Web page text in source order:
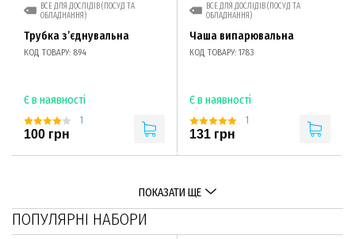
ВСЕ ДЛЯ ДОСЛІДІВ (ПОСУД ТА
ОБЛАДНАННЯ)
Трубка з’єднувальна
КОД ТОВАРУ: 894
Є в наявності
1
100 грн
ВСЕ ДЛЯ ДОСЛІДІВ (ПОСУД ТА
ОБЛАДНАННЯ)
Чаша випарювальна
КОД ТОВАРУ: 1783
Є в наявності
1
131 грн
ПОКАЗАТИ ЩЕ
ПОПУЛЯРНІ НАБОРИ